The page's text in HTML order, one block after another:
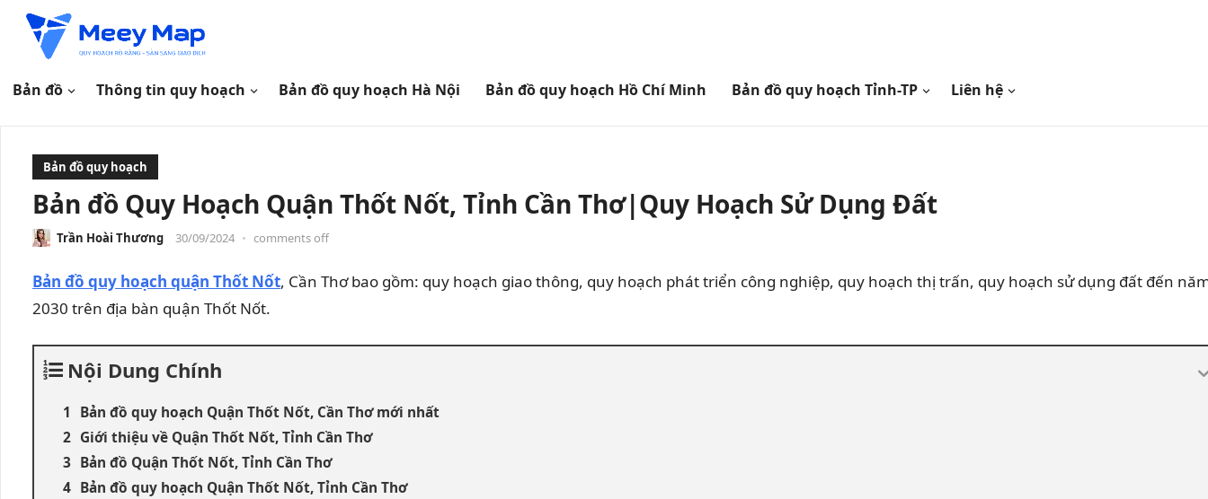
Bản đồ Thông tin quy hoạch Bản đồ quy hoạch Hà Nội Bản đồ quy hoạch Hồ Chí Minh Bản đồ quy hoạch Tỉnh-TP Liên hệ
Bản đồ quy hoạch
Bản đồ Quy Hoạch Quận Thốt Nốt, Tỉnh Cần Thơ|Quy Hoạch Sử Dụng Đất
Trần Hoài Thương 30/09/2024 • comments off
Bản đồ quy hoạch quận Thốt Nốt, Cần Thơ bao gồm: quy hoạch giao thông, quy hoạch phát triển công nghiệp, quy hoạch thị trấn, quy hoạch sử dụng đất đến
2030 trên địa bàn quận Thốt Nốt.
Nội Dung Chính
Bản đồ quy hoạch Quận Thốt Nốt, Cần Thơ mới nhất
Giới thiệu về Quận Thốt Nốt, Tỉnh Cần Thơ
Bản đồ Quận Thốt Nốt, Tỉnh Cần Thơ
Bản đồ quy hoạch Quận Thốt Nốt, Tỉnh Cần Thơ